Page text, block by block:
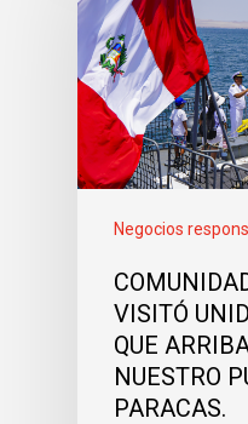
Negocios
VISITÓ
QUE
NUESTRO
PARACAS.